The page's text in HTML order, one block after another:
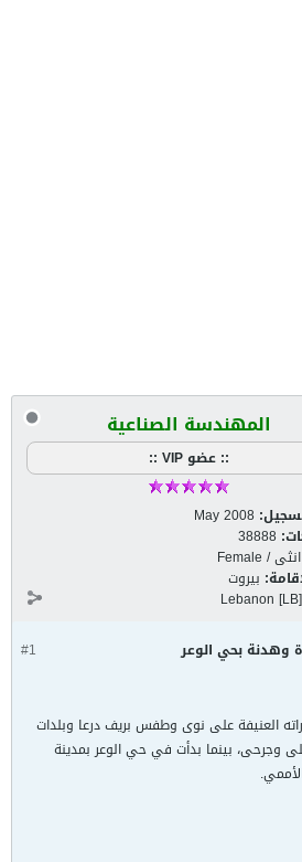
المهندسة الصناعية
:: عضو VIP ::
May 2008
38888
انثى / Female
بيروت
Lebanon [LB]
#1 وهدنة بحي الوعر
العنيفة على نوى وطفس بريف درعا وبلدات
وجرحى، بينما بدأت في حي الوعر بمدينة